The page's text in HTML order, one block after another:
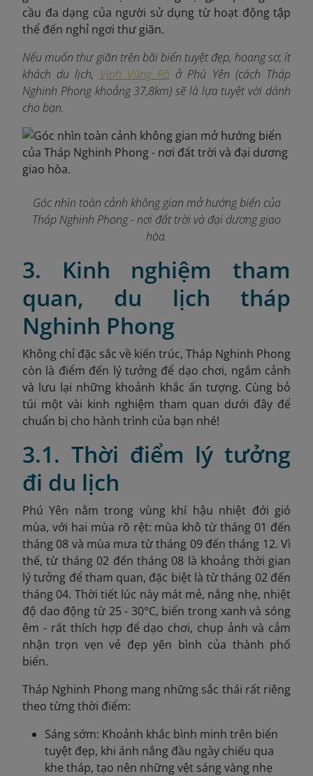
cầu đa dạng của người sử dụng từ hoạt động tập
thể đến nghỉ ngơi thư giãn.
Nếu muốn thư giãn trên bãi biển tuyệt đẹp, hoang sơ, ít
khách du lịch, Vịnh Vũng Rô ở Phú Yên (cách Tháp
Nghinh Phong khoảng 37,8km) sẽ là lựa tuyệt vời dành
cho bạn.
Góc nhìn toàn cảnh không gian mở hướng biển của
Tháp Nghinh Phong - nơi đất trời và đại dương giao
hòa.
3. Kinh nghiệm tham
quan, du lịch tháp
Nghinh Phong
Không chỉ đặc sắc về kiến trúc, Tháp Nghinh Phong
còn là điểm đến lý tưởng để dạo chơi, ngắm cảnh
và lưu lại những khoảnh khắc ấn tượng. Cùng bỏ
túi một vài kinh nghiệm tham quan dưới đây để
chuẩn bị cho hành trình của bạn nhé!
3.1. Thời điểm lý tưởng
đi du lịch
Phú Yên nằm trong vùng khí hậu nhiệt đới gió
mùa, với hai mùa rõ rệt: mùa khô từ tháng 01 đến
tháng 08 và mùa mưa từ tháng 09 đến tháng 12. Vì
thế, từ tháng 02 đến tháng 08 là khoảng thời gian
lý tưởng để tham quan, đặc biệt là từ tháng 02 đến
tháng 04. Thời tiết lúc này mát mẻ, nắng nhẹ, nhiệt
độ dao động từ 25 - 30°C, biển trong xanh và sóng
êm - rất thích hợp để dạo chơi, chụp ảnh và cảm
nhận trọn vẹn vẻ đẹp yên bình của thành phố
biển.
Tháp Nghinh Phong mang những sắc thái rất riêng
theo từng thời điểm:
Sáng sớm: Khoảnh khắc bình minh trên biển
tuyệt đẹp, khi ánh nắng đầu ngày chiếu qua
khe tháp, tạo nên những vệt sáng vàng nhẹ